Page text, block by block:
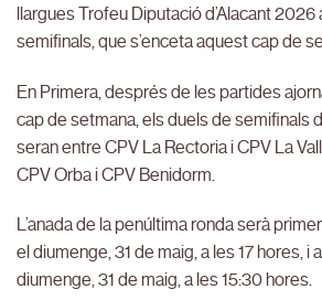
llargues Trofeu Diputació d’Alacant
semifinals, que s’enceta aquest cap de
En Primera, després de les partides
cap de setmana, els duels de semifinals
seran entre CPV La Rectoria i CPV La
CPV Orba i CPV Benidorm.
L’anada de la penúltima ronda serà
el diumenge, 31 de maig, a les 17 hores, i
diumenge, 31 de maig, a les 15:30 hores.